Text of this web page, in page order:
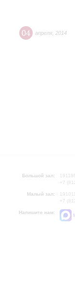
04 апреля 2014
Большой зал:
+7
Малый зал:
+7
Напишите нам: